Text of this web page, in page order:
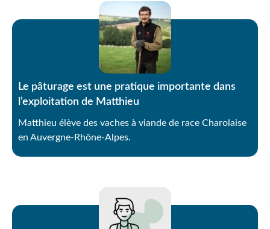
Le pâturage est une pratique importante dans
l’exploitation de Matthieu
Matthieu élève des vaches à viande de race Charolaise
en Auvergne-Rhône-Alpes.